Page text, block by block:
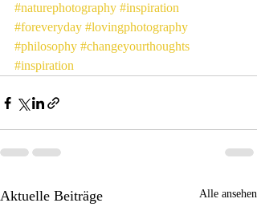
#naturephotography #inspiration
#foreveryday #lovingphotography
#philosophy #changeyourthoughts
#inspiration
Aktuelle Beiträge Alle ansehen